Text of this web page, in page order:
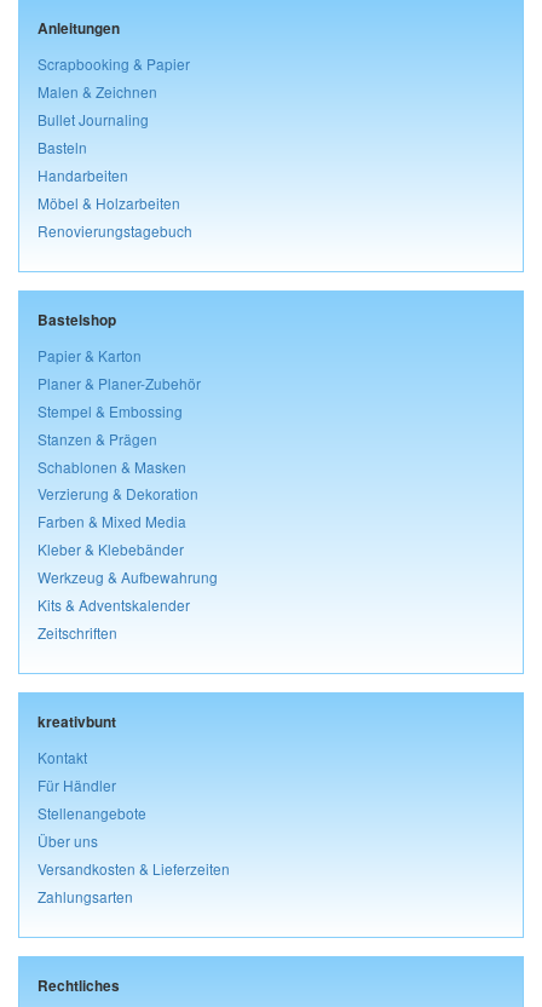
Anleitungen
Scrapbooking & Papier
Malen & Zeichnen
Bullet Journaling
Basteln
Handarbeiten
Möbel & Holzarbeiten
Renovierungstagebuch
Bastelshop
Papier & Karton
Planer & Planer-Zubehör
Stempel & Embossing
Stanzen & Prägen
Schablonen & Masken
Verzierung & Dekoration
Farben & Mixed Media
Kleber & Klebebänder
Werkzeug & Aufbewahrung
Kits & Adventskalender
Zeitschriften
kreativbunt
Kontakt
Für Händler
Stellenangebote
Über uns
Versandkosten & Lieferzeiten
Zahlungsarten
Rechtliches